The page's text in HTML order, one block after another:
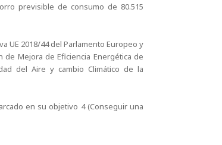
previsible de consumo de 80.515
UE 2018/44 del Parlamento Europeo y
Mejora de Eficiencia Energética de
del Aire y cambio Climático de la
en su objetivo 4 (Conseguir una